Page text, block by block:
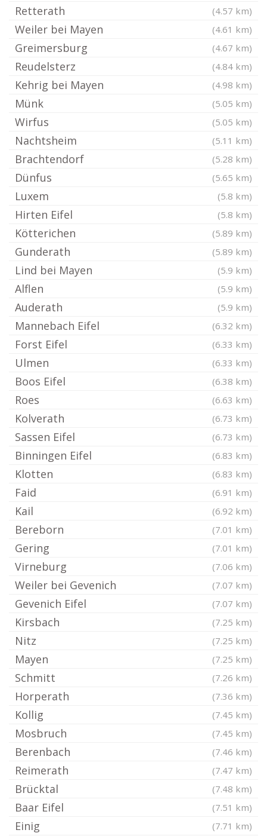
Retterath (4.57 km)
Weiler bei Mayen (4.61 km)
Greimersburg (4.67 km)
Reudelsterz (4.84 km)
Kehrig bei Mayen (4.98 km)
Münk (5.05 km)
Wirfus (5.05 km)
Nachtsheim (5.11 km)
Brachtendorf (5.28 km)
Dünfus (5.65 km)
Luxem (5.8 km)
Hirten Eifel (5.8 km)
Kötterichen (5.89 km)
Gunderath (5.89 km)
Lind bei Mayen (5.9 km)
Alflen (5.9 km)
Auderath (5.9 km)
Mannebach Eifel (6.32 km)
Forst Eifel (6.33 km)
Ulmen (6.33 km)
Boos Eifel (6.38 km)
Roes (6.63 km)
Kolverath (6.73 km)
Sassen Eifel (6.73 km)
Binningen Eifel (6.83 km)
Klotten (6.83 km)
Faid (6.91 km)
Kail (6.92 km)
Bereborn (7.01 km)
Gering (7.01 km)
Virneburg (7.06 km)
Weiler bei Gevenich (7.07 km)
Gevenich Eifel (7.07 km)
Kirsbach (7.25 km)
Nitz (7.25 km)
Mayen (7.25 km)
Schmitt (7.26 km)
Horperath (7.36 km)
Kollig (7.45 km)
Mosbruch (7.45 km)
Berenbach (7.46 km)
Reimerath (7.47 km)
Brücktal (7.48 km)
Baar Eifel (7.51 km)
Einig (7.71 km)